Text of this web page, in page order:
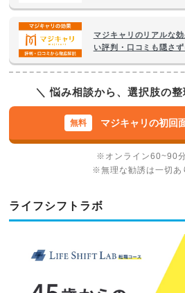
マジキャリのリアルな
い評判・口コミも隠さず
＼ 悩み相談から、選択肢の
マジキャリの初回
※オンライン60~90
※無理な勧誘は一切あ
ライフシフトラボ